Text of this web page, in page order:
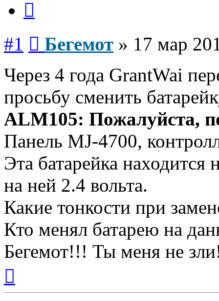
#1 Бегемот » 17 мар
Через 4 года GrantWai
просьбу сменить
ALM105: Пожалуйста,
Панель MJ-4700,
Эта батарейка находится
на ней 2.4 вольта.
Какие тонкости при
Кто менял батарею на
Бегемот!!! Ты меня не
началу